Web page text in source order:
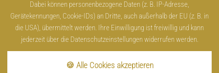
Dabei können personenbezogene Daten (z. B. IP-Adresse,
Gerätekennungen, Cookie-IDs) an Dritte, auch außerhalb der EU (z. B. in
die USA), übermittelt werden. Ihre Einwilligung ist freiwillig und kann
jederzeit über die Datenschutzeinstellungen widerrufen werden.
🍪 Alle Cookies akzeptieren
Impressum Datenschutz Cookies Kontakt
Sitemap
Infos
Barrierefreiheit